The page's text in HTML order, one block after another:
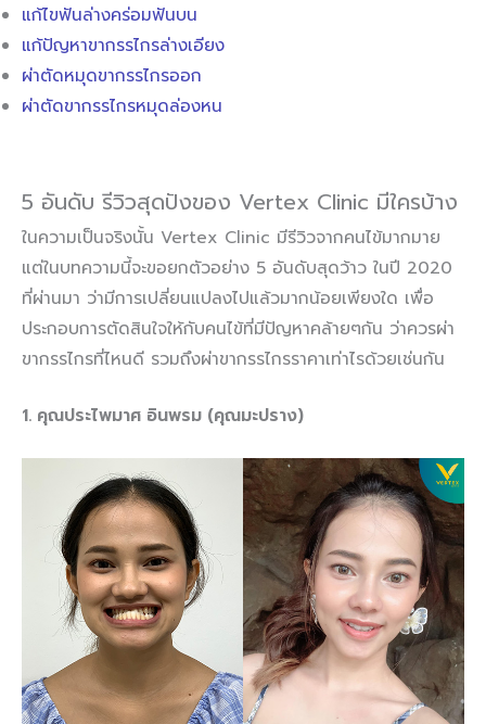
แก้ไขฟันล่างคร่อมฟันบน
แก้ปัญหาขากรรไกรล่างเอียง
ผ่าตัดหมุดขากรรไกรออก
ผ่าตัดขากรรไกรหมุดล่องหน
5 อันดับ รีวิวสุดปังของ Vertex Clinic มีใครบ้าง
ในความเป็นจริงนั้น Vertex Clinic มีรีวิวจากคนไข้มากมาย
แต่ในบทความนี้จะขอยกตัวอย่าง 5 อันดับสุดว้าว ในปี 2020
ที่ผ่านมา ว่ามีการเปลี่ยนแปลงไปแล้วมากน้อยเพียงใด เพื่อ
ประกอบการตัดสินใจให้กับคนไข้ที่มีปัญหาคล้ายๆกัน ว่าควรผ่า
ขากรรไกรที่ไหนดี รวมถึงผ่าขากรรไกรราคาเท่าไรด้วยเช่นกัน
1. คุณประไพมาศ อินพรม (คุณมะปราง)